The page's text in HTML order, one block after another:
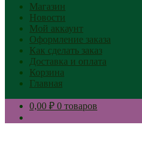
Магазин
Новости
Мой аккаунт
Оформление заказа
Как сделать заказ
Доставка и оплата
Корзина
Главная
0,00 ₽ 0 товаров